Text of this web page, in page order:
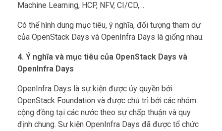
Machine Learning, HCP, NFV, CI/CD,…
Có thể hình dung mục tiêu, ý nghĩa, đối tượng tham dự
của OpenStack Days và OpenInfra Days là giống nhau.
4. Ý nghĩa và mục tiêu của OpenStack Days và
OpenInfra Days
OpenInfra Days là sự kiện được ủy quyền bởi
OpenStack Foundation và được chủ trì bởi các nhóm
cộng đồng tại các nước theo sự chấp thuận và quy
định chung. Sư kiện OpenInfra Days đã được tổ chức